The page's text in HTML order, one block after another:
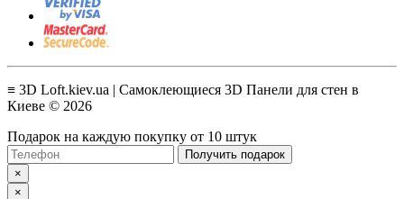
≡ 3D Loft.kiev.ua | Самоклеющиеся 3D Панели для стен в
Киеве © 2026
Подарок на каждую покупку от 10 штук
Получить подарок
×
×